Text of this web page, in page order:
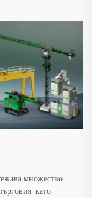
множество
като